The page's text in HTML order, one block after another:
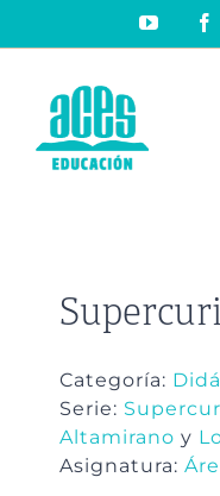
Categoría:
Serie:
Altamirano y
Asignatura: